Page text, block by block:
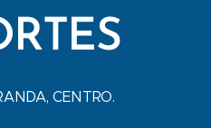
CENTRO.